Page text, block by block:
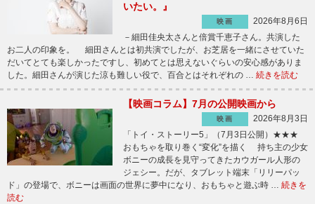
いたい。』
映画
2026年8月6日
－細田佳央太さんと倍賞千恵子さん。共演した
お二人の印象を。 細田さんとは初共演でしたが、お芝居を一緒にさせていた
だいてとても楽しかったですし、初めてとは思えないぐらいの安心感がありま
した。細田さんが演じた涼も難しい役で、百合とはそれぞれの … 続きを読む
【映画コラム】7月の公開映画から
映画
2026年8月3日
「トイ・ストーリー5」（7月3日公開）★★★
おもちゃを取り巻く“変化”を描く 持ち主の少女
ボニーの成長を見守ってきたカウガール人形の
ジェシー。だが、タブレット端末「リリーパッ
ド」の登場で、ボニーは画面の世界に夢中になり、おもちゃと遊ぶ時 … 続きを
読む